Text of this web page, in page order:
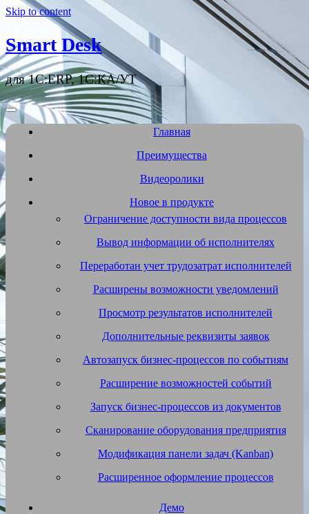
Skip to content
Smart Desk
для 1С:ERP, 1С:КА/УТ
Главная
Преимущества
Видеоролики
Новое в продукте
Ограничение доступности вида процессов
Вывод информации об исполнителях
Переработан учет трудозатрат исполнителей
Расширены возможности уведомлений
Просмотр результатов исполнителей
Дополнительные реквизиты заявок
Автозапуск бизнес-процессов по событиям
Расширение возможностей событий
Запуск бизнес-процессов из документов
Сканирование оборудования предприятия
Модификация панели задач (Kanban)
Расширенное оформление процессов
Демо